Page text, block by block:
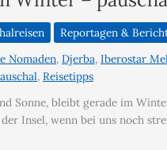
Reportagen &
Nomaden, Djerba, Iberostar
, Reisetipps
Sonne, bleibt gerade im
Insel, wenn bei uns noch